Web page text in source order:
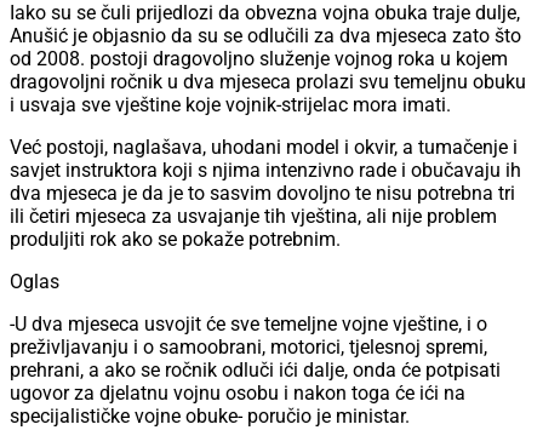
Iako su se čuli prijedlozi da obvezna vojna obuka traje dulje,
Anušić je objasnio da su se odlučili za dva mjeseca zato što
od 2008. postoji dragovoljno služenje vojnog roka u kojem
dragovoljni ročnik u dva mjeseca prolazi svu temeljnu obuku
i usvaja sve vještine koje vojnik-strijelac mora imati.
Već postoji, naglašava, uhodani model i okvir, a tumačenje i
savjet instruktora koji s njima intenzivno rade i obučavaju ih
dva mjeseca je da je to sasvim dovoljno te nisu potrebna tri
ili četiri mjeseca za usvajanje tih vještina, ali nije problem
produljiti rok ako se pokaže potrebnim.
Oglas
-U dva mjeseca usvojit će sve temeljne vojne vještine, i o
preživljavanju i o samoobrani, motorici, tjelesnoj spremi,
prehrani, a ako se ročnik odluči ići dalje, onda će potpisati
ugovor za djelatnu vojnu osobu i nakon toga će ići na
specijalističke vojne obuke- poručio je ministar.